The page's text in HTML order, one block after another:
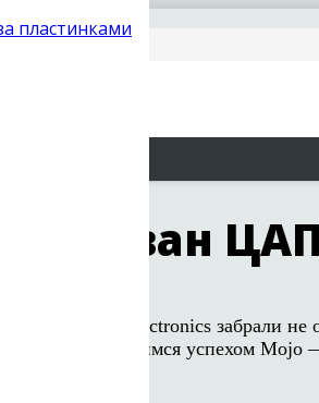
пластинками
назван
2015 Chord Electronics забрали
мы гордимся успехом